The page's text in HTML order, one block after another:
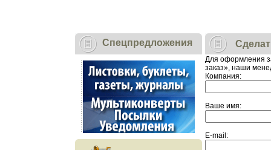
Cпецпредложения
Для оформления
заказ», наши
Компания:
Ваше имя:
E-mail: